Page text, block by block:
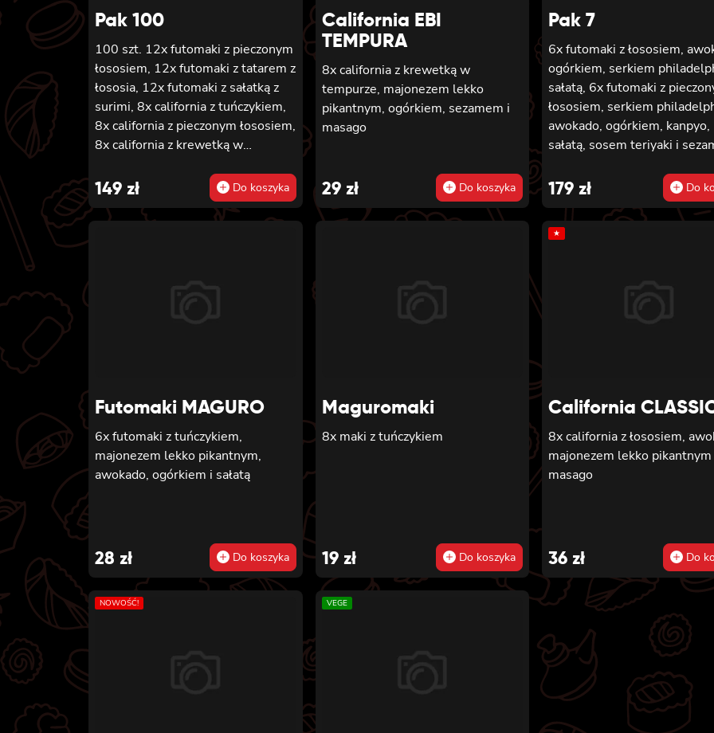
Pak 100
100 szt. 12x futomaki z pieczonym
łososiem, 12x futomaki z tatarem z
łososia, 12x futomaki z sałatką z
surimi, 8x california z tuńczykiem,
8x california z pieczonym łososiem,
8x california z krewetką w
maki z oshinko, 8x maki z surimi,
8x maki z łososiem, 8x maki z
kanpyo
149 zł Do koszyka
California EBI
TEMPURA
8x california z krewetką w
tempurze, majonezem lekko
pikantnym, ogórkiem, sezamem i
masago
29 zł Do koszyka
Pak 7
6x futomaki z łososiem,
ogórkiem, serkiem
sałatą, 6x futomaki z
łososiem, serkiem
awokado, ogórkiem, kanpyo,
sałatą, sosem teriyaki i
tempurze, ogórkiem, sałatą i
majonezem lekko
hosomaki z łososiem, 8x
z ogórkiem, 8x california z
8x california z krewetką,
majonezem lekko pikantnym,
179 zł Do
Futomaki MAGURO
6x futomaki z tuńczykiem,
majonezem lekko pikantnym,
awokado, ogórkiem i sałatą
28 zł Do koszyka
Maguromaki
8x maki z tuńczykiem
19 zł Do koszyka
★
California
8x california z łososiem,
majonezem lekko pikantnym
masago
36 zł Do
NOWOŚĆ! VEGE